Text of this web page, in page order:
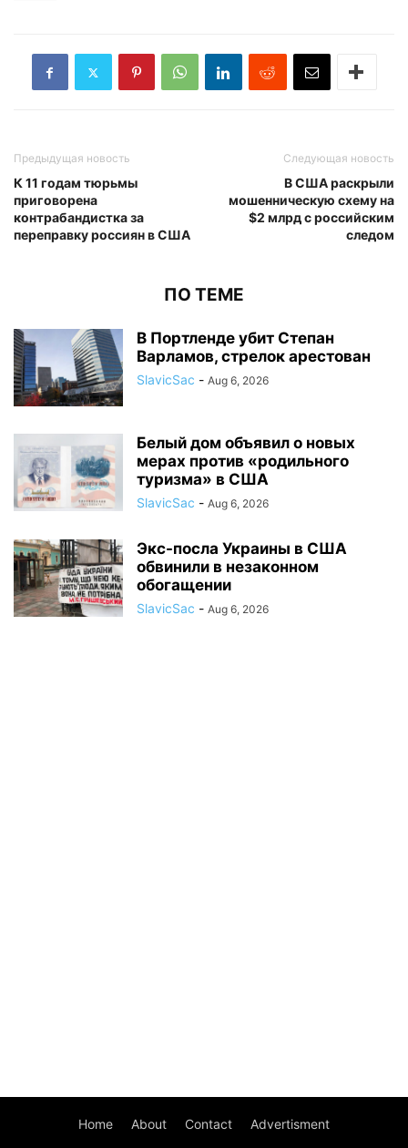
Предыдущая новость
К 11 годам тюрьмы
приговорена
контрабандистка за
переправку россиян в США
Следующая новость
В США раскрыли
мошенническую схему на
$2 млрд с российским
следом
ПО ТЕМЕ
В Портленде убит Степан
Варламов, стрелок арестован
SlavicSac - Aug 6, 2026
Белый дом объявил о новых
мерах против «родильного
туризма» в США
SlavicSac - Aug 6, 2026
Экс-посла Украины в США
обвинили в незаконном
обогащении
SlavicSac - Aug 6, 2026
Home About Contact Advertisment